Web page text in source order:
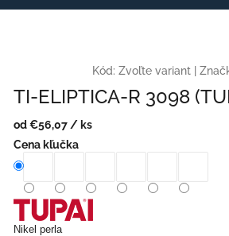
Kód: Zvoľte variant
TI-ELIPTICA-R 3098
od€56,07 / ks
Jednotková
Cena kľučka
Nikel perla